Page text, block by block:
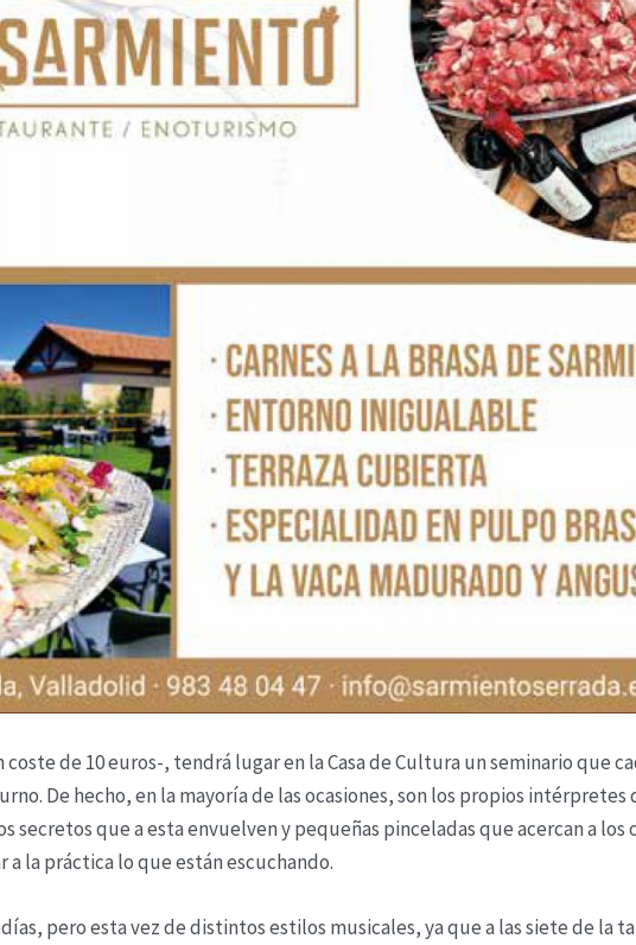
de 10 euros-, tendrá lugar en la Casa de Cultura un seminario que
De hecho, en la mayoría de las ocasiones, son los propios intérpretes
secretos que a esta envuelven y pequeñas pinceladas que acercan a los
la práctica lo que están escuchando.
pero esta vez de distintos estilos musicales, ya que a las siete de la